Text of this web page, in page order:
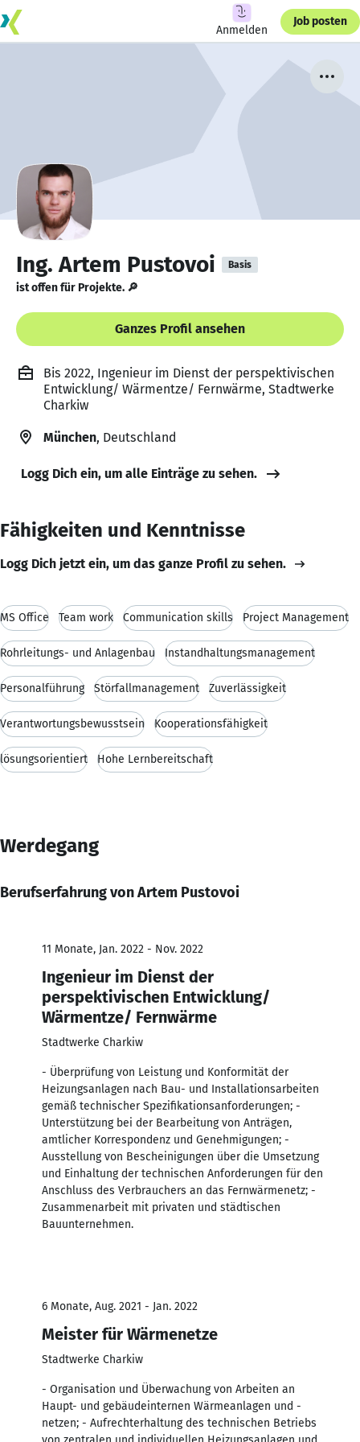
Anmelden
Job posten
Ing. Artem Pustovoi Basis
ist offen für Projekte. 🔎
Ganzes Profil ansehen
Bis 2022, Ingenieur im Dienst der perspektivischen
Entwicklung/ Wärmentze/ Fernwärme, Stadtwerke
Charkiw
München, Deutschland
Logg Dich ein, um alle Einträge zu sehen.
Fähigkeiten und Kenntnisse
Logg Dich jetzt ein, um das ganze Profil zu sehen.
MS Office Team work Communication skills Project Management
Rohrleitungs- und Anlagenbau Instandhaltungsmanagement
Personalführung Störfallmanagement Zuverlässigkeit
Verantwortungsbewusstsein Kooperationsfähigkeit
lösungsorientiert Hohe Lernbereitschaft
Werdegang
Berufserfahrung von Artem Pustovoi
11 Monate, Jan. 2022 - Nov. 2022
Ingenieur im Dienst der
perspektivischen Entwicklung/
Wärmentze/ Fernwärme
Stadtwerke Charkiw
- Überprüfung von Leistung und Konformität der
Heizungsanlagen nach Bau- und Installationsarbeiten
gemäß technischer Spezifikationsanforderungen; -
Unterstützung bei der Bearbeitung von Anträgen,
amtlicher Korrespondenz und Genehmigungen; -
Ausstellung von Bescheinigungen über die Umsetzung
und Einhaltung der technischen Anforderungen für den
Anschluss des Verbrauchers an das Fernwärmenetz; -
Zusammenarbeit mit privaten und städtischen
Bauunternehmen.
6 Monate, Aug. 2021 - Jan. 2022
Meister für Wärmenetze
Stadtwerke Charkiw
- Organisation und Überwachung von Arbeiten an
Haupt- und gebäudeinternen Wärmeanlagen und -
netzen; - Aufrechterhaltung des technischen Betriebs